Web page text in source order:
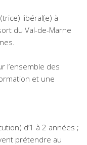
libéral(e) à
du Val-de-Marne
l’ensemble des
et une
d’1 à 2 années ;
prétendre au